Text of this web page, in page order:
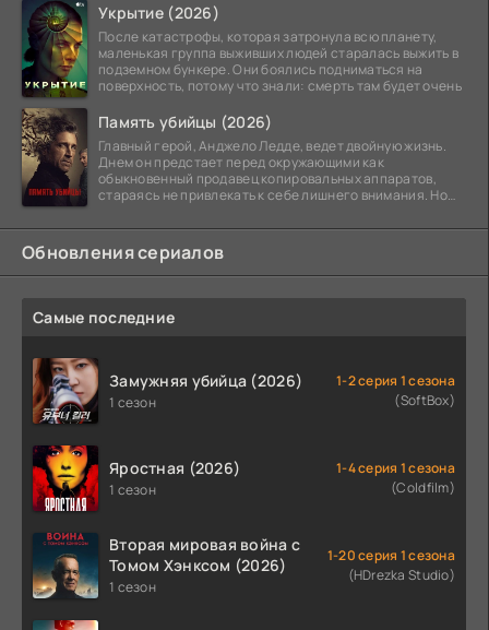
Укрытие (2026)
После катастрофы, которая затронула всю планету,
маленькая группа выживших людей старалась выжить в
подземном бункере. Они боялись подниматься на
поверхность, потому что знали: смерть там будет очень
Память убийцы (2026)
Главный герой, Анджело Ледде, ведет двойную жизнь.
Днем он предстает перед окружающими как
обыкновенный продавец копировальных аппаратов,
стараясь не привлекать к себе лишнего внимания. Но
Обновления сериалов
Самые последние
Замужняя убийца (2026)
1 сезон
1-2 серия 1 сезона
(SoftBox)
Яростная (2026)
1 сезон
1-4 серия 1 сезона
(Coldfilm)
Вторая мировая война с
Томом Хэнксом (2026)
1 сезон
1-20 серия 1 сезона
(HDrezka Studio)